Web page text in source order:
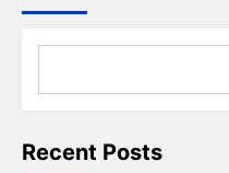
Recent Posts